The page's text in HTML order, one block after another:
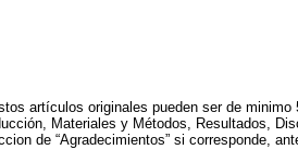
artículos originales pueden ser de
Materiales y Métodos, Resultados,
de “Agradecimientos” si corresponde,